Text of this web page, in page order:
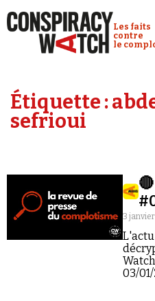
Les faits
contre
le
Analyses
Émissions
Revues
Étiquette :
sefrioui
3 janvier
03/